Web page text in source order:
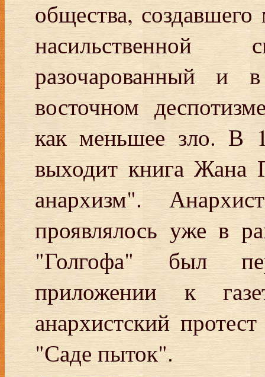
общества,
разочарованный и
восточном
как меньшее зло. В
выходит книга Жана
анархизм".
проявлялось уже в
"Голгофа" был
приложении к
анархистский
"Саде пыток".